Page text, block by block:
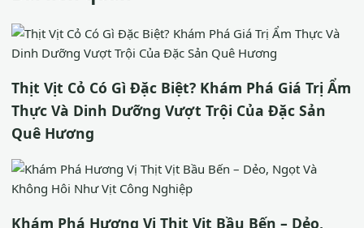
Thịt Vịt Cỏ Có Gì Đặc Biệt? Khám Phá Giá Trị Ẩm
Thực Và Dinh Dưỡng Vượt Trội Của Đặc Sản
Quê Hương
Khám Phá Hương Vị Thịt Vịt Bầu Bến – Dẻo,